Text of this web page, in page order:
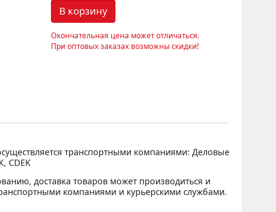
В корзину
Окончательная цена может отличаться.
При оптовых заказах возможны скидки!
транспортными компаниями: Деловые
CDEK
доставка товаров может производиться и
компаниями и курьерскими службами.